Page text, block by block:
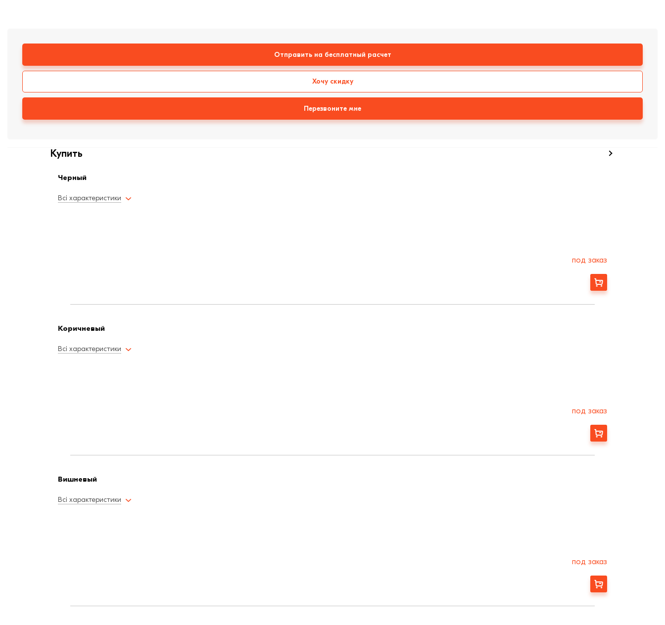
Отправить на бесплатный расчет
Хочу скидку
Перезвоните мне
Купить
Черный
Всі характеристики
под заказ
Заказать
Коричневый
Всі характеристики
под заказ
Заказать
Вишневый
Всі характеристики
под заказ
Заказать